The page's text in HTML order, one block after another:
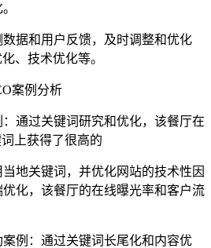
据和用户反馈，及时调整和优化
、技术优化等。
案例分析
通过关键词研究和优化，该餐厅在
上获得了很高的
地关键词，并优化网站的技术性因
化，该餐厅的在线曝光率和客户流
例：通过关键词长尾化和内容优